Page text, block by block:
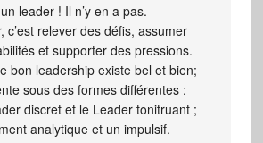
leader ! Il n’y en a pas.
c’est relever des défis, assumer
et supporter des pressions.
bon leadership existe bel et bien;
sous des formes différentes :
discret et le Leader tonitruant ;
analytique et un impulsif.